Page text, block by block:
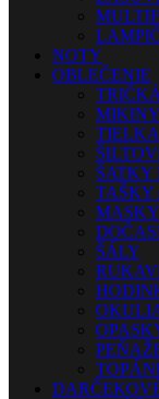
NOTY
OBLEČENIE
TRIČKÁ
MIKINY
TIELKA
ŠATKY
TAŠKY
MASKY
ŠÁLY